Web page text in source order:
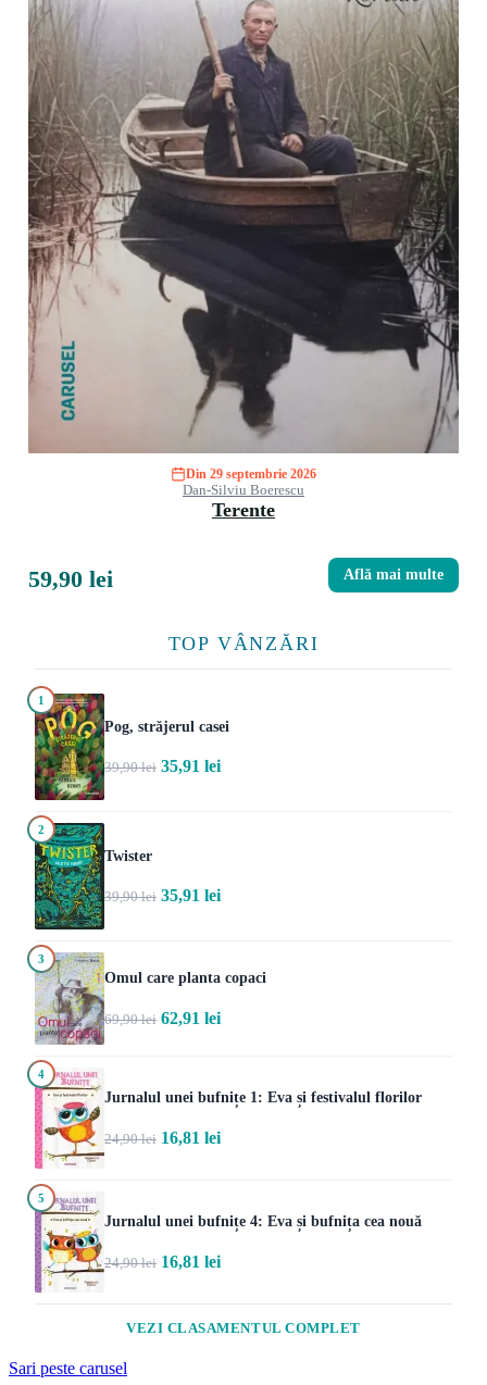
Din 29 septembrie 2026
Dan-Silviu Boerescu
Terente
59,90 lei Află mai multe
TOP VÂNZĂRI
1
Pog, străjerul casei
39,90 lei 35,91 lei
2
Twister
39,90 lei 35,91 lei
3
Omul care planta copaci
69,90 lei 62,91 lei
4
Jurnalul unei bufnițe 1: Eva și festivalul florilor
24,90 lei 16,81 lei
5
Jurnalul unei bufnițe 4: Eva și bufnița cea nouă
24,90 lei 16,81 lei
VEZI CLASAMENTUL COMPLET
Sari peste carusel